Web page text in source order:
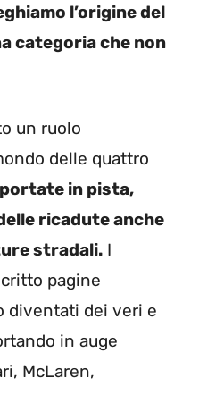
l’origine del
categoria che non
un ruolo
delle quattro
in pista,
ricadute anche
stradali. I
pagine
diventati dei veri e
in auge
McLaren,